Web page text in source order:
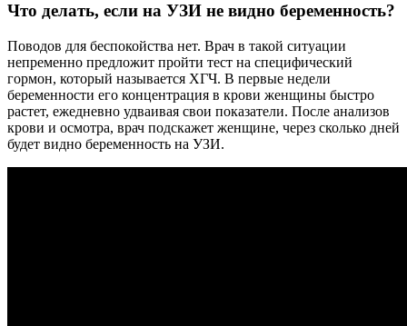
Что делать, если на УЗИ не видно беременность?
Поводов для беспокойства нет. Врач в такой ситуации
непременно предложит пройти тест на специфический
гормон, который называется ХГЧ. В первые недели
беременности его концентрация в крови женщины быстро
растет, ежедневно удваивая свои показатели. После анализов
крови и осмотра, врач подскажет женщине, через сколько дней
будет видно беременность на УЗИ.